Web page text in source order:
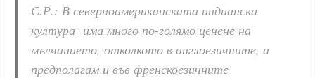
С.Р.: В северноамериканската индианска
култура има много по-голямо ценене на
мълчанието, отколкото в англоезичните, а
предполагам и във френскоезичните